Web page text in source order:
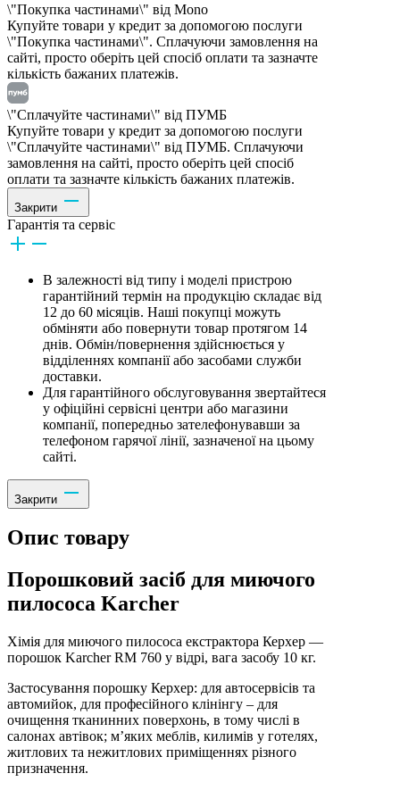
\"Покупка частинами\" від Mono
Купуйте товари у кредит за допомогою послуги
\"Покупка частинами\". Сплачуючи замовлення на
сайті, просто оберіть цей спосіб оплати та зазначте
кількість бажаних платежів.
\"Сплачуйте частинами\" від ПУМБ
Купуйте товари у кредит за допомогою послуги
\"Сплачуйте частинами\" від ПУМБ. Сплачуючи
замовлення на сайті, просто оберіть цей спосіб
оплати та зазначте кількість бажаних платежів.
Закрити
Гарантія та сервіс
В залежності від типу і моделі пристрою
гарантійний термін на продукцію складає від
12 до 60 місяців. Наші покупці можуть
обміняти або повернути товар протягом 14
днів. Обмін/повернення здійснюється у
відділеннях компанії або засобами служби
доставки.
Для гарантійного обслуговування звертайтеся
у офіційні сервісні центри або магазини
компанії, попередньо зателефонувавши за
телефоном гарячої лінії, зазначеної на цьому
сайті.
Закрити
Опис товару
Порошковий засіб для миючого
пилососа Karcher
Хімія для миючого пилососа екстрактора Керхер —
порошок Karcher RM 760 у відрі, вага засобу 10 кг.
Застосування порошку Керхер: для автосервісів та
автомийок, для професійного клінінгу – для
очищення тканинних поверхонь, в тому числі в
салонах автівок; м’яких меблів, килимів у готелях,
житлових та нежитлових приміщеннях різного
призначення.